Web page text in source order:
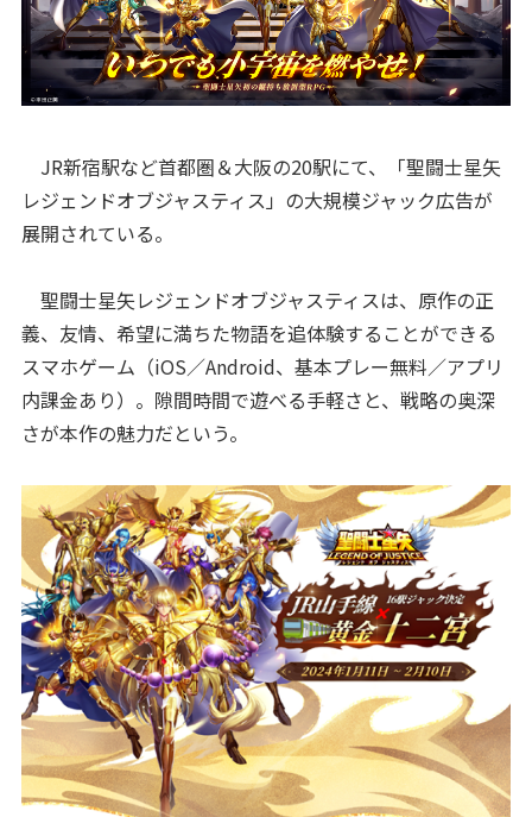
JR新宿駅など首都圏＆大阪の20駅にて、「聖闘士星矢
レジェンドオブジャスティス」の大規模ジャック広告が
展開されている。
聖闘士星矢レジェンドオブジャスティスは、原作の正
義、友情、希望に満ちた物語を追体験することができる
スマホゲーム（iOS／Android、基本プレー無料／アプリ
内課金あり）。隙間時間で遊べる手軽さと、戦略の奥深
さが本作の魅力だという。